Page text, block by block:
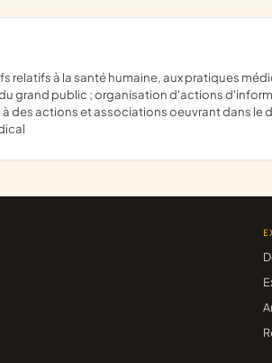
grand public ; organisation d'actions
actions et associations oeuvrant dans le